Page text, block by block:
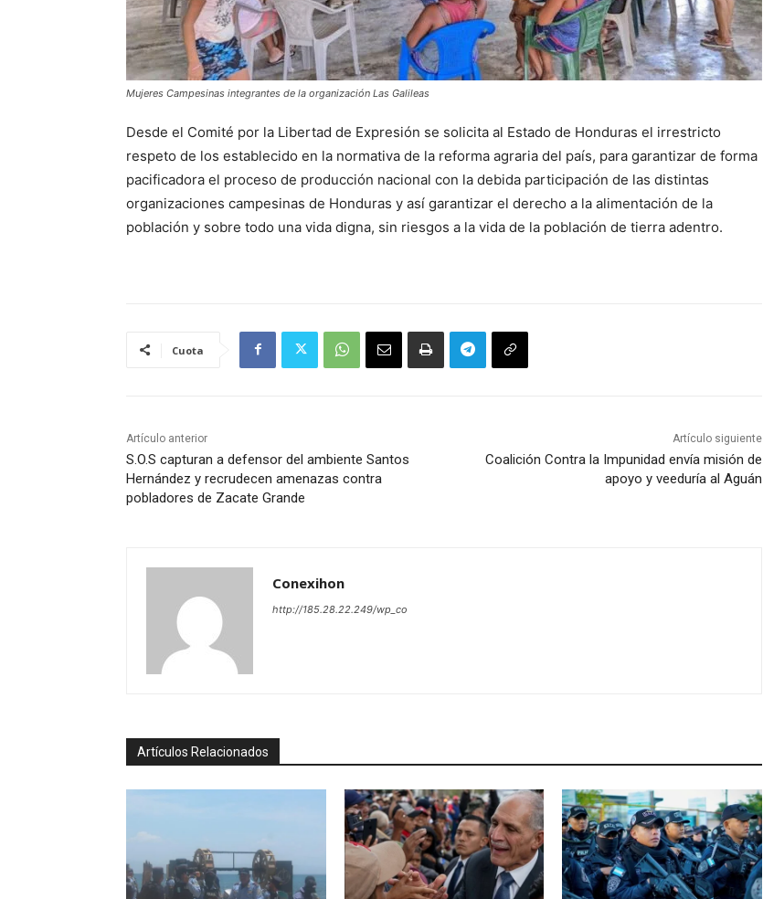
Mujeres Campesinas integrantes de la organización Las Galileas
Desde el Comité por la Libertad de Expresión se solicita al Estado de Honduras el irrestricto
respeto de los establecido en la normativa de la reforma agraria del país, para garantizar de forma
pacificadora el proceso de producción nacional con la debida participación de las distintas
organizaciones campesinas de Honduras y así garantizar el derecho a la alimentación de la
población y sobre todo una vida digna, sin riesgos a la vida de la población de tierra adentro.
Cuota
Artículo anterior
S.O.S capturan a defensor del ambiente Santos
Hernández y recrudecen amenazas contra
pobladores de Zacate Grande
Artículo siguiente
Coalición Contra la Impunidad envía misión de
apoyo y veeduría al Aguán
Conexihon
http://185.28.22.249/wp_co
Artículos Relacionados